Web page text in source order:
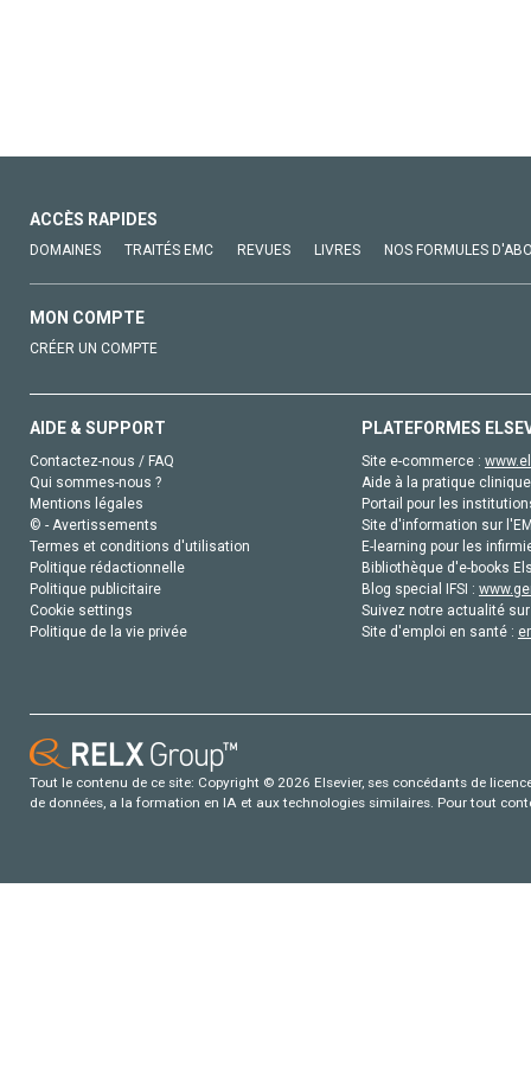
ACCÈS RAPIDES
DOMAINES TRAITÉS EMC REVUES LIVRES NOS FORMULES
MON COMPTE
CRÉER UN COMPTE
AIDE & SUPPORT
Contactez-nous / FAQ
Qui sommes-nous ?
Mentions légales
© - Avertissements
Termes et conditions d'utilisation
Politique rédactionnelle
Politique publicitaire
Cookie settings
Politique de la vie privée
PLATEFORMES
Site e-commerce :
Aide à la pratique
Portail pour les
Site d'information sur
E-learning pour les
Bibliothèque d'e-books
Blog special IFSI :
Suivez notre actualité
Site d'emploi en santé :
Tout le contenu de ce site: Copyright © 2026 Elsevier, ses concédants de
de données, a la formation en IA et aux technologies similaires. Pour tout